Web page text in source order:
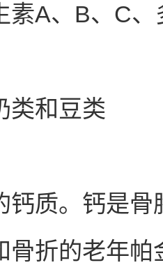
素A、B、C
类和豆类
钙质。钙是
骨折的老年